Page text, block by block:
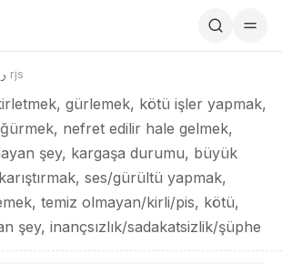
rjs
gürlemek, kötü işler yapmak,
nefret edilir hale gelmek,
şey, kargaşa durumu, büyük
ses/gürültü yapmak,
temiz olmayan/kirli/pis, kötü,
şey, inançsızlık/sadakatsizlik/şüphe